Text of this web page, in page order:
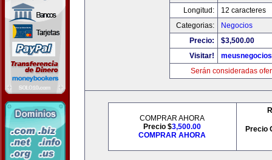
Longitud:
12 caracteres
Categorias:
Negocios
Precio:
$3,500.00
Visitar!
Serán consideradas
COMPRAR AHORA
Precio $3,500.00
COMPRAR AHORA
Precio